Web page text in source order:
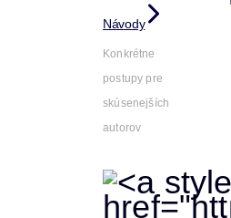
Návody
Konkrétne
postupy pre
skúsenejších
autorov